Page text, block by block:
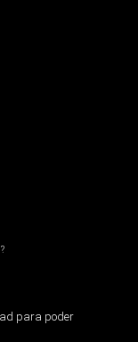
para poder